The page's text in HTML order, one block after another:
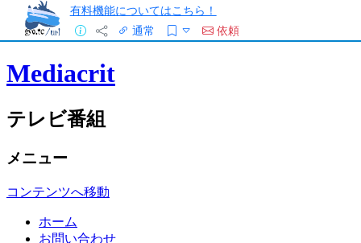
有料機能についてはこちら！
通常
依頼